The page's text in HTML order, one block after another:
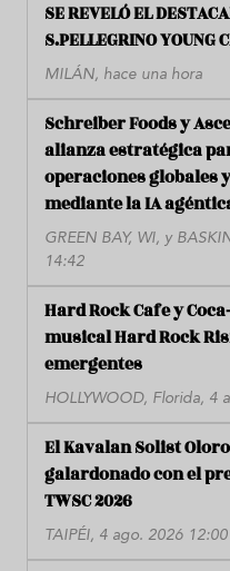
SE REVELÓ EL
S.PELLEGRINO YOUNG
MILÁN, hace una hora
Schreiber Foods y
alianza estratégica
operaciones globales
mediante la IA
GREEN BAY, WI, y
14:42
Hard Rock Cafe y
musical Hard Rock
emergentes
HOLLYWOOD, Florida, 4
El Kavalan Solist
galardonado con el
TWSC 2026
TAIPÉI, 4 ago. 2026 12:00